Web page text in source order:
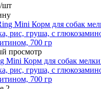
/шт
просмотр
Mini Корм для собак
рис, груша, с
700 гр